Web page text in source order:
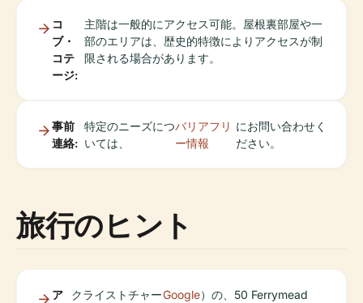
コ
ブ・
コテ
ージ:
主階は一般的にアクセス可能。屋根裏部屋や一
部のエリアは、歴史的特徴によりアクセスが制
限される場合があります。
事前
連絡:
特定のニーズにつ
いては、
バリアフリ
ー情報
にお問い合わせく
ださい。
旅行のヒント
ア
クライストチャーGoogle）の、50 Ferrymead